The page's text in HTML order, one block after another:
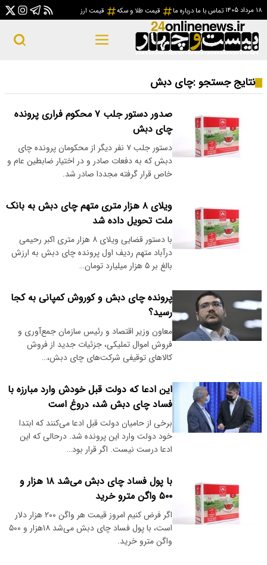
۱۸ مرداد ۱۴۰۵ تماس با ما درباره ما قیمت طلا و سکه قیمت ارز
نتایج جستجو :چای دبش
صدور دستور جلب ۷ محکوم فراری پرونده
چای دبش
دستور جلب ۷ نفر دیگر از محکومان پرونده چای
دبش که به دفعات صادر و در اختیار ضابطین عام و
خاص قرار گرفته مجددا صادر شد.
ویلای ۸ هزار متری متهم چای دبش به بانک
ملت تحویل داده شد
با دستور قضایی ویلای ۸ هزار متری اکبر رحیمی
درآباد متهم ردیف اول پرونده چای دبش به ارزش
بالغ بر ۵ هزار میلیارد تومان…
پرونده چای دبش و کوروش کمپانی به کجا
رسید؟
معاون وزیر اقتصاد و رئیس سازمان جمع‌آوری و
فروش اموال تملیکی، جزئیات جدید از فروش
کالاهای توقیفی شرکت‌های چای دبش،…
این ادعا که دولت قبل خودش وارد مبارزه با
فساد چای دبش شد، دروغ است
برخی از حامیان دولت قبل ادعا می‌کنند که ابتدا
خود دولت وارد این پرونده شد. درحالی که این
ادعا درست نیست. اگر قرار بود…
با پول فساد چای دبش می‌شد ۱۸ هزار و
۵۰۰ واگن مترو خرید
اگر فرض کنیم امروز قیمت هر واگن ۲۰۰ هزار دلار
است، با پول فساد چای دبش می‌شد ۱۸هزار و ۵۰۰
واگن مترو خرید.